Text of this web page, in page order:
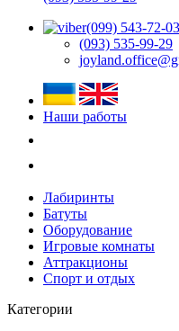
(099) 543-72-03
(093) 535-99-29
Наши работы
Лабиринты
Батуты
Оборудование
Игровые комнаты
Аттракционы
Спорт и отдых
Категории